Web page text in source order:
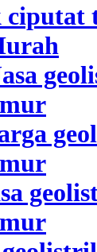
ciputat